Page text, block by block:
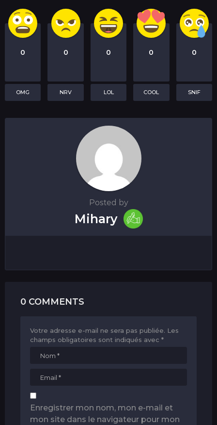
o
n
0
OMG
0
NRV
0
LOL
0
COOL
0
SNIF
Posted by
Mihary
0 COMMENTS
Votre adresse e-mail ne sera pas publiée. Les
champs obligatoires sont indiqués avec *
Enregistrer mon nom, mon e-mail et
mon site dans le navigateur pour mon